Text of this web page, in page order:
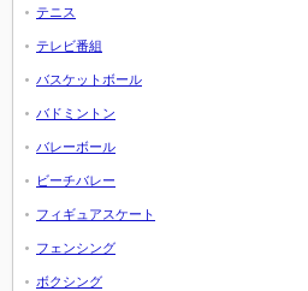
テニス
テレビ番組
バスケットボール
バドミントン
バレーボール
ビーチバレー
フィギュアスケート
フェンシング
ボクシング